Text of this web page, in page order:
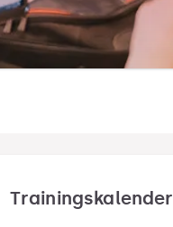
Trainingskalender